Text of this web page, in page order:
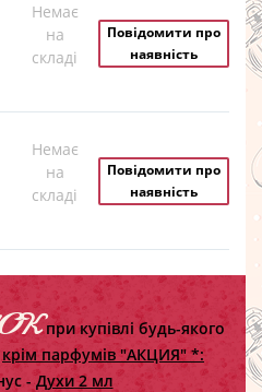
Немає
на
складі
Повідомити про
наявність
Немає
на
складі
Повідомити про
наявність
при купівлі будь-якого
крім парфумів "АКЦИЯ" *:
- Духи 2 мл